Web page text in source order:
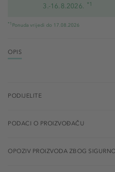
3.-16.8.2026. *1
*1 Ponuda vrijedi do 17.08.2026
OPIS
PODIJELITE
PODACI O PROIZVOĐAČU
OPOZIV PROIZVODA ZBOG